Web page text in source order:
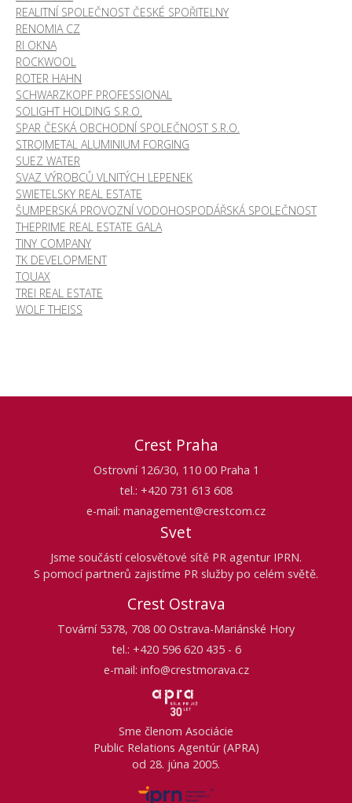
REALITNÍ SPOLEČNOST ČESKÉ SPOŘITELNY
RENOMIA CZ
RI OKNA
ROCKWOOL
ROTER HAHN
SCHWARZKOPF PROFESSIONAL
SOLIGHT HOLDING S.R.O.
SPAR ČESKÁ OBCHODNÍ SPOLEČNOST S.R.O.
STROJMETAL ALUMINIUM FORGING
SUEZ WATER
SVAZ VÝROBCŮ VLNITÝCH LEPENEK
SWIETELSKY REAL ESTATE
ŠUMPERSKÁ PROVOZNÍ VODOHOSPODÁŘSKÁ SPOLEČNOST
THEPRIME REAL ESTATE GALA
TINY COMPANY
TK DEVELOPMENT
TOUAX
TREI REAL ESTATE
WOLF THEISS
Crest Praha
Ostrovní 126/30, 110 00 Praha 1
tel.: +420 731 613 608
e-mail: management@crestcom.cz
Svet
Jsme součástí celosvětové sítě PR agentur IPRN.
S pomocí partnerů zajistíme PR služby po celém světě.
Crest Ostrava
Tovární 5378, 708 00 Ostrava-Mariánské Hory
tel.: +420 596 620 435 - 6
e-mail: info@crestmorava.cz
Sme členom Asociácie
Public Relations Agentúr (APRA)
od 28. júna 2005.